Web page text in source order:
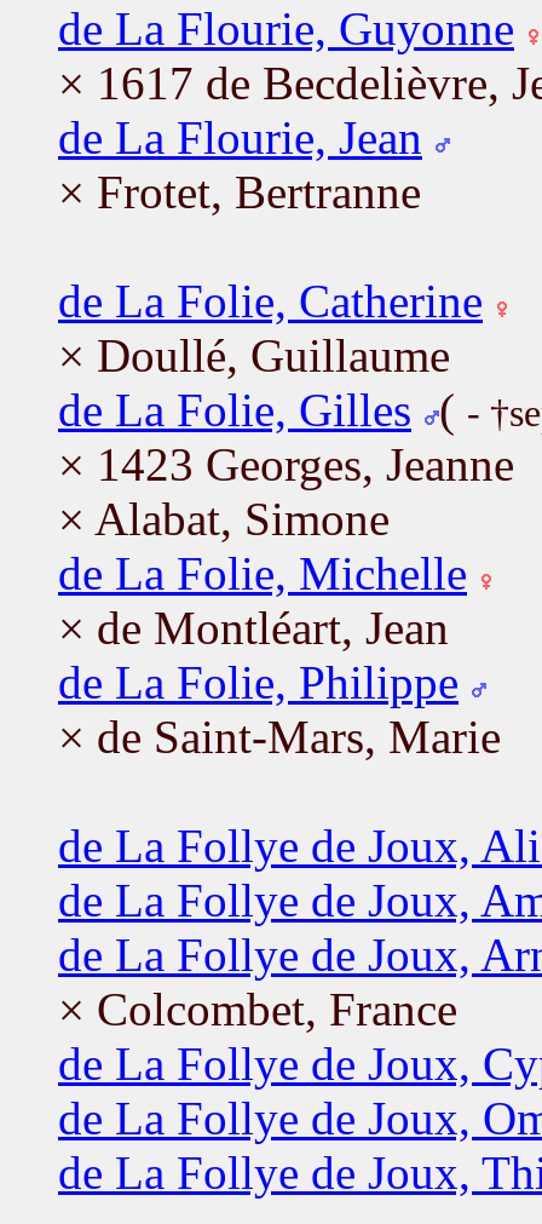
de La Flourie, Guyonne
× 1617 de Becdelièvre,
de La Flourie, Jean
× Frotet, Bertranne
de La Folie, Catherine
× Doullé, Guillaume
de La Folie, Gilles ( -
× 1423 Georges, Jeanne
× Alabat, Simone
de La Folie, Michelle
× de Montléart, Jean
de La Folie, Philippe
× de Saint-Mars, Marie
de La Follye de Joux,
de La Follye de Joux,
de La Follye de Joux,
× Colcombet, France
de La Follye de Joux,
de La Follye de Joux,
de La Follye de Joux,